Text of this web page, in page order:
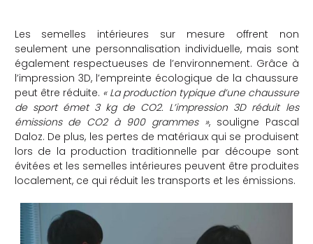
Les semelles intérieures sur mesure offrent non
seulement une personnalisation individuelle, mais sont
également respectueuses de l’environnement. Grâce à
l’impression 3D, l’empreinte écologique de la chaussure
peut être réduite. « La production typique d’une chaussure
de sport émet 3 kg de CO2. L’impression 3D réduit les
émissions de CO2 à 900 grammes », souligne Pascal
Daloz. De plus, les pertes de matériaux qui se produisent
lors de la production traditionnelle par découpe sont
évitées et les semelles intérieures peuvent être produites
localement, ce qui réduit les transports et les émissions.